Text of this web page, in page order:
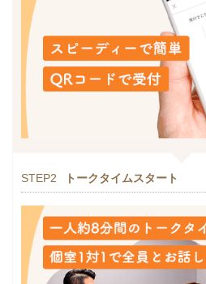
STEP2 トークタイムスタート